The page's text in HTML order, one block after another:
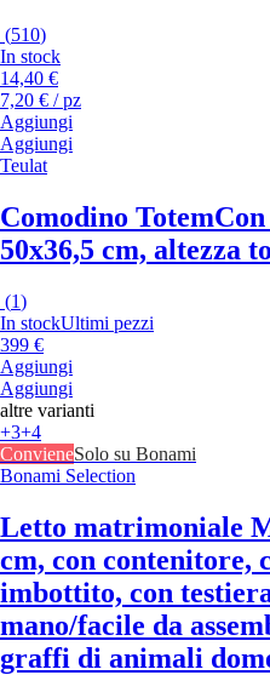
(510)
In stock
14,40 €
7,20 € / pz
Aggiungi
Aggiungi
Teulat
Comodino Totem
50x36,5 cm, altezza
(1)
In stockUltimi pezzi
399 €
Aggiungi
Aggiungi
altre varianti
+3+4
ConvieneSolo su Bonami
Bonami Selection
Letto matrimoniale
cm, con contenitore,
imbottito, con
mano/facile da
graffi di animali